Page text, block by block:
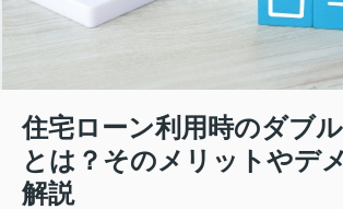
住宅ローン利用時のダブ
とは？そのメリットやデ
解説